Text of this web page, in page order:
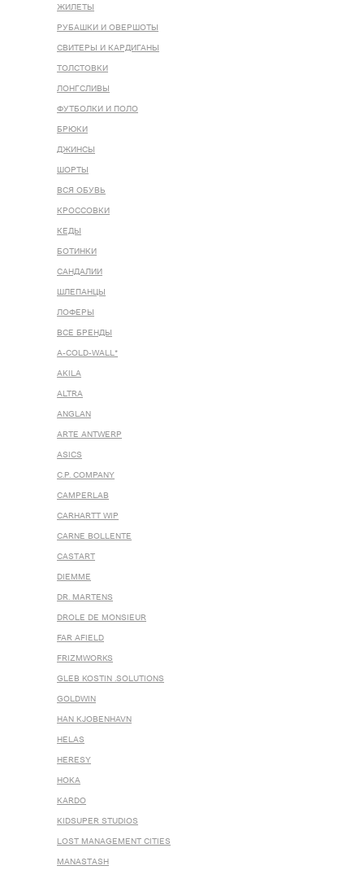
ЖИЛЕТЫ
РУБАШКИ И ОВЕРШОТЫ
СВИТЕРЫ И КАРДИГАНЫ
ТОЛСТОВКИ
ЛОНГСЛИВЫ
ФУТБОЛКИ И ПОЛО
БРЮКИ
ДЖИНСЫ
ШОРТЫ
ВСЯ ОБУВЬ
КРОССОВКИ
КЕДЫ
БОТИНКИ
САНДАЛИИ
ШЛЕПАНЦЫ
ЛОФЕРЫ
ВСЕ БРЕНДЫ
A-COLD-WALL*
AKILA
ALTRA
ANGLAN
ARTE ANTWERP
ASICS
C.P. COMPANY
CAMPERLAB
CARHARTT WIP
CARNE BOLLENTE
CASTART
DIEMME
DR. MARTENS
DROLE DE MONSIEUR
FAR AFIELD
FRIZMWORKS
GLEB KOSTIN .SOLUTIONS
GOLDWIN
HAN KJOBENHAVN
HELAS
HERESY
HOKA
KARDO
KIDSUPER STUDIOS
LOST MANAGEMENT CITIES
MANASTASH